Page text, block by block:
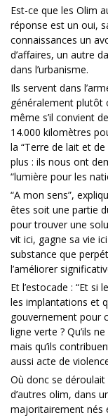
Est-ce que les Olim
réponse est un oui,
connaissances un
d’affaires, un autre
dans l’urbanisme.
Ils servent dans
généralement plutôt
même s’il convient
14.000 kilomètres
la “Terre de lait et
plus : ils nous ont
“lumière pour les
“A mon sens”,
êtes soit une partie
pour trouver une
vit ici, gagne sa vie
substance que
l’améliorer
Et l’estocade : “Et si
les implantations et
gouvernement pour
ligne verte ? Qu’ils
mais qu’ils
aussi acte de
Où donc se déroulait
d’autres olim, dans
majoritairement nés